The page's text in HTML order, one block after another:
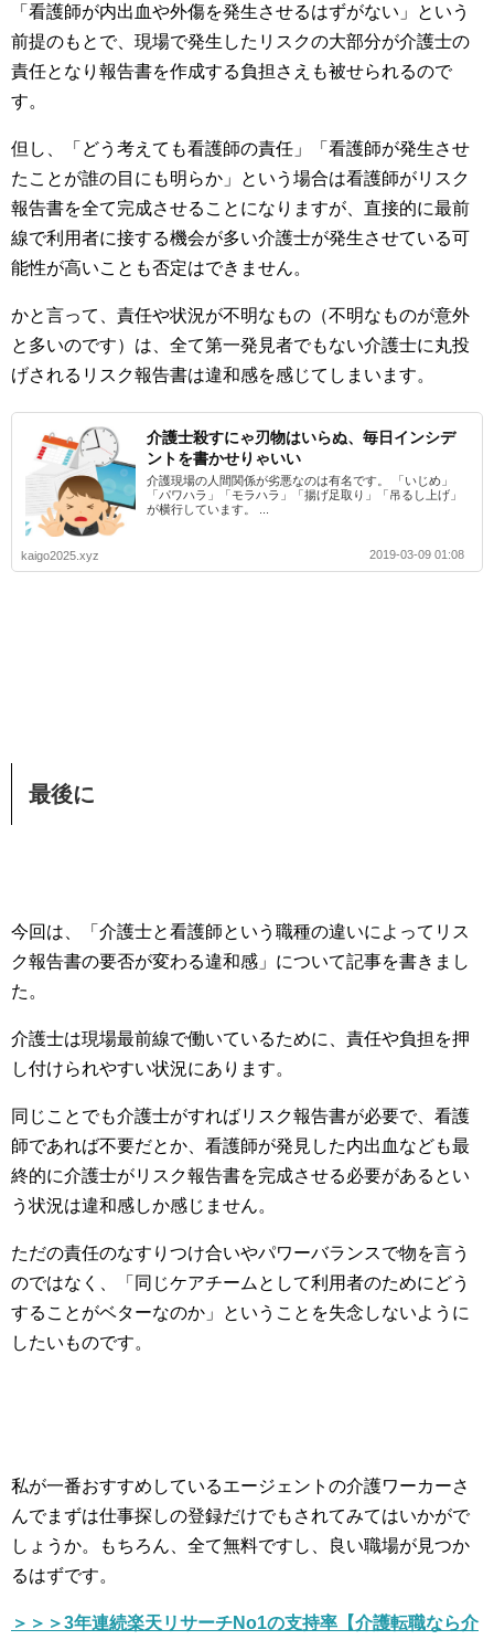
「看護師が内出血や外傷を発生させるはずがない」という
前提のもとで、現場で発生したリスクの大部分が介護士の
責任となり報告書を作成する負担さえも被せられるので
す。
但し、「どう考えても看護師の責任」「看護師が発生させ
たことが誰の目にも明らか」という場合は看護師がリスク
報告書を全て完成させることになりますが、直接的に最前
線で利用者に接する機会が多い介護士が発生させている可
能性が高いことも否定はできません。
かと言って、責任や状況が不明なもの（不明なものが意外
と多いのです）は、全て第一発見者でもない介護士に丸投
げされるリスク報告書は違和感を感じてしまいます。
介護士殺すにゃ刃物はいらぬ、毎日インシデ
ントを書かせりゃいい
介護現場の人間関係が劣悪なのは有名です。 「いじめ」
「パワハラ」「モラハラ」「揚げ足取り」「吊るし上げ」
が横行しています。 ...
kaigo2025.xyz 2019-03-09 01:08
最後に
今回は、「介護士と看護師という職種の違いによってリス
ク報告書の要否が変わる違和感」について記事を書きまし
た。
介護士は現場最前線で働いているために、責任や負担を押
し付けられやすい状況にあります。
同じことでも介護士がすればリスク報告書が必要で、看護
師であれば不要だとか、看護師が発見した内出血なども最
終的に介護士がリスク報告書を完成させる必要があるとい
う状況は違和感しか感じません。
ただの責任のなすりつけ合いやパワーバランスで物を言う
のではなく、「同じケアチームとして利用者のためにどう
することがベターなのか」ということを失念しないように
したいものです。
私が一番おすすめしているエージェントの介護ワーカーさ
んでまずは仕事探しの登録だけでもされてみてはいかがで
しょうか。もちろん、全て無料ですし、良い職場が見つか
るはずです。
＞＞＞3年連続楽天リサーチNo1の支持率【介護転職なら介